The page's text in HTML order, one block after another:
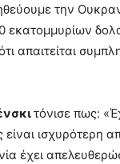
την
απαιτείται
τόνισε πως:
είναι ισχυρότερη
έχει